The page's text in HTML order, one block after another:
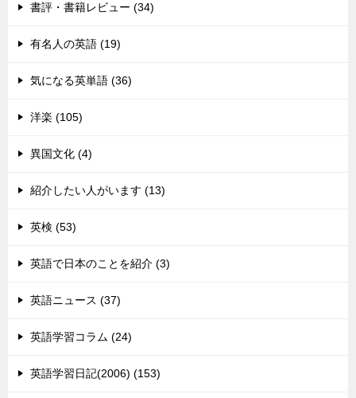
書評・書籍レビュー (34)
有名人の英語 (19)
気になる英単語 (36)
洋楽 (105)
異国文化 (4)
紹介したい人がいます (13)
英検 (53)
英語で日本のことを紹介 (3)
英語ニュース (37)
英語学習コラム (24)
英語学習日記(2006) (153)